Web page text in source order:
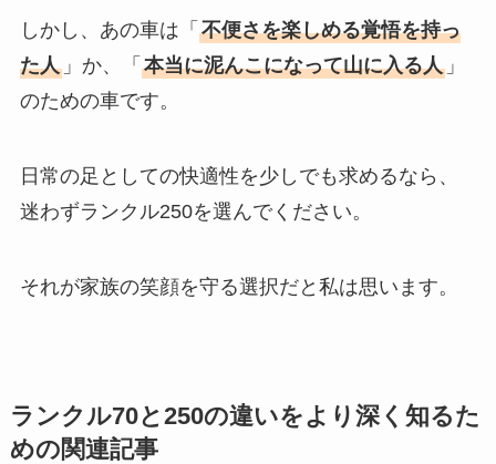
しかし、あの車は「 不便さを楽しめる覚悟を持っ
た人」か、「 本当に泥んこになって山に入る人」
のための車です。
日常の足としての快適性を少しでも求めるなら、
迷わずランクル250を選んでください。
それが家族の笑顔を守る選択だと私は思います。
ランクル70と250の違いをより深く知るた
めの関連記事